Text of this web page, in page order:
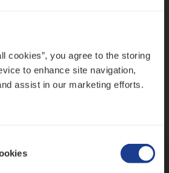
cookies”, you agree to the storing
to enhance site navigation,
assist in our marketing efforts.